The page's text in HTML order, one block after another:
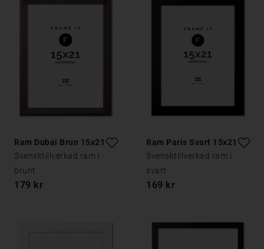
Ram Dubai Brun 15x21
Svensktillverkad ram i
brunt
179 kr
Ram Paris Svart 15x21
Svensktillverkad ram i
svart
169 kr